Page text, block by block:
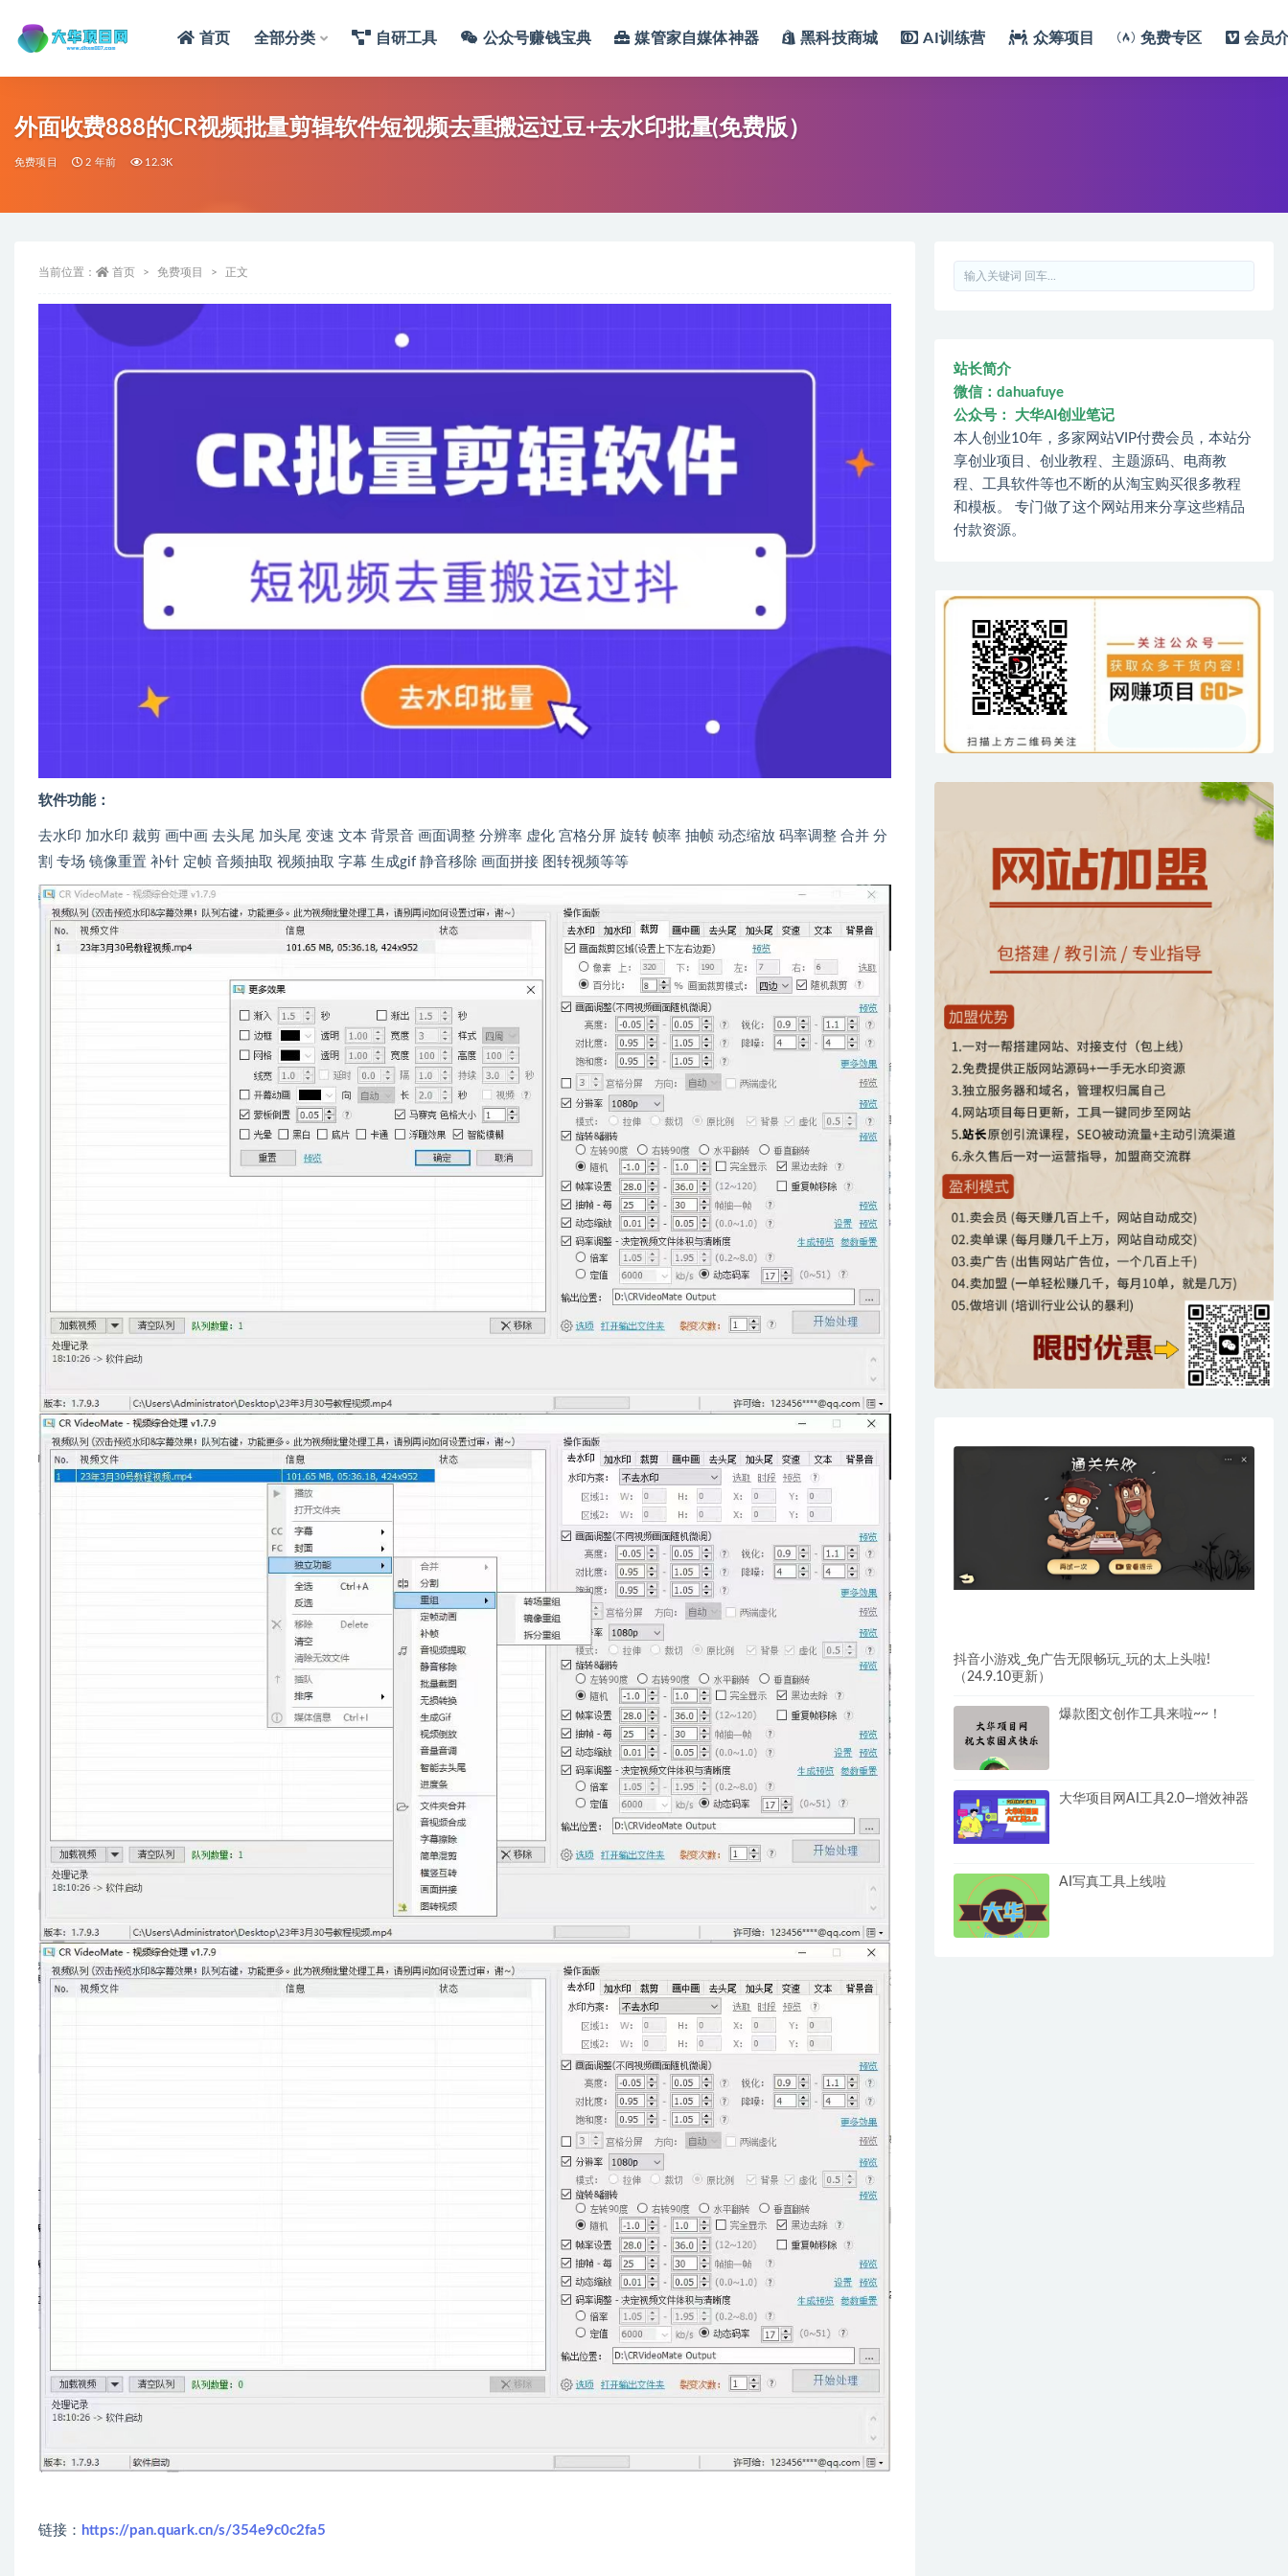
首页 全部分类 自研工具 公众号赚钱宝典 媒管家自媒体神器 黑科技商城 AI训练营 众筹项目 免费专区 会员
外面收费888的CR视频批量剪辑软件短视频去重搬运过豆+去水印批量(免费版）
免费项目 2 年前 12.3K
当前位置： 首页 免费项目 正文
软件功能：
去水印 加水印 裁剪 画中画 去头尾 加头尾 变速 文本 背景音 画面调整 分辨率 虚化 宫格分屏 旋转 帧率 抽帧 动态缩放 码率调整 合并 分
割 专场 镜像重置 补针 定帧 音频抽取 视频抽取 字幕 生成gif 静音移除 画面拼接 图转视频等等
链接： https://pan.quark.cn/s/354e9c0c2fa5
站长简介
微信：dahuafuye
公众号： 大华AI创业笔记
本人创业10年，多家网站VIP付费会员，本站分
享创业项目、创业教程、主题源码、电商教
程、工具软件等也不断的从淘宝购买很多教程
和模板。 专门做了这个网站用来分享这些精品
付款资源。
抖音小游戏_免广告无限畅玩_玩的太上头啦!
（24.9.10更新）
爆款图文创作工具来啦~~！
大华项目网AI工具2.0—增效神器
AI写真工具上线啦